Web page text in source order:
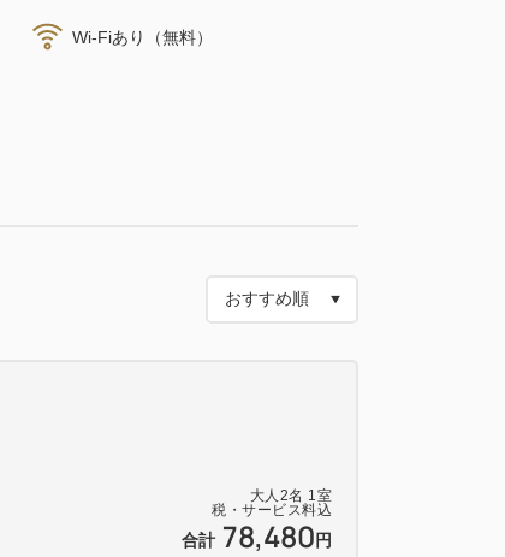
Wi-Fiあり（無料）
大人 2名 1室
税・サービス料込
合計 78,480 円